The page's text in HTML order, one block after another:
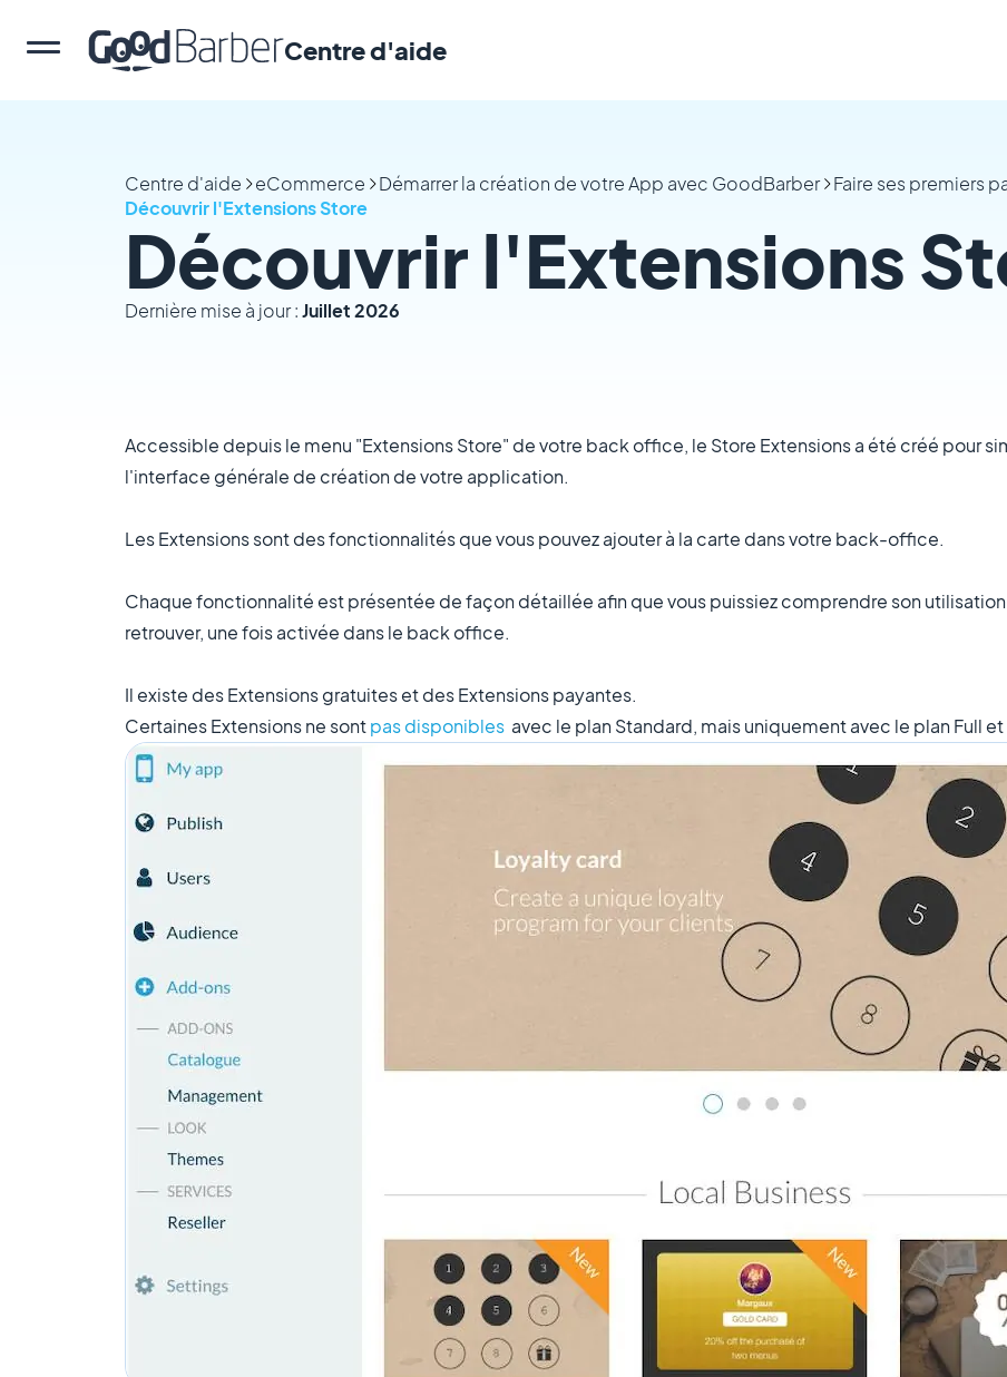
Centre d'aide
Centre d'aide eCommerce Démarrer la création de votre App avec GoodBarber
Faire ses premiers
Découvrir l'Extensions Store
Découvrir l'Extensions
Dernière mise à jour :Juillet 2026
Accessible depuis le menu "Extensions Store" de votre back office, le Store Extensions a été créé pour
l'interface générale de création de votre application.
Les Extensions sont des fonctionnalités que vous pouvez ajouter à la carte dans votre back-office.
Chaque fonctionnalité est présentée de façon détaillée afin que vous puissiez comprendre son utilisation
retrouver, une fois activée dans le back office.
Il existe des Extensions gratuites et des Extensions payantes.
Certaines Extensions ne sontpas disponiblesavec le plan Standard, mais uniquement avec le plan Full et